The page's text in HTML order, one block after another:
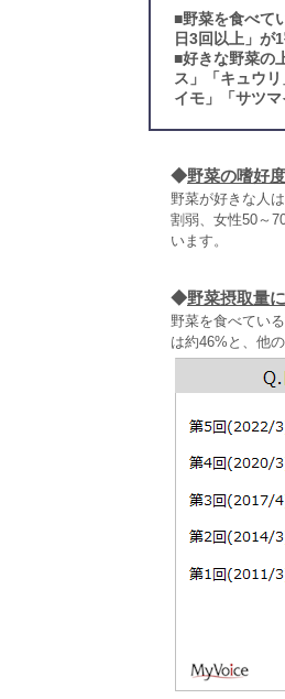
■野菜を食べて
日3回以上」が
■好きな野菜の
ス」「キュウ
イモ」「サツ
◆野菜の嗜好度
野菜が好きな人
割弱、女性50～
います。
◆野菜摂取量
野菜を食べてい
は約46%と、他